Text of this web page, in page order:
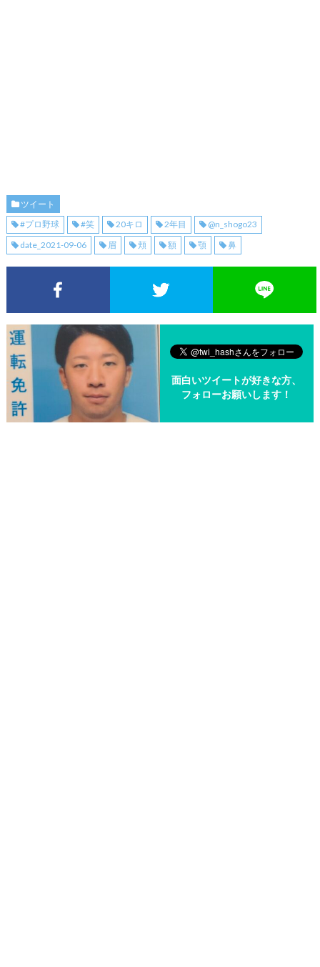
ツイート
#プロ野球
#笑 20キロ 2年目
@n_shogo23
date_2021-09-06
眉 頬 額 顎 鼻
Facebookでシェア Twitterでシェア
面白いツイートが好きな方、
フォローお願いします！